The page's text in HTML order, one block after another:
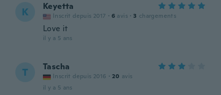
K Keyetta
Inscrit depuis 2017 · 6 avis · 3 chargements
Love it
il y a 5 ans
T Tascha
Inscrit depuis 2016 · 20 avis
il y a 5 ans